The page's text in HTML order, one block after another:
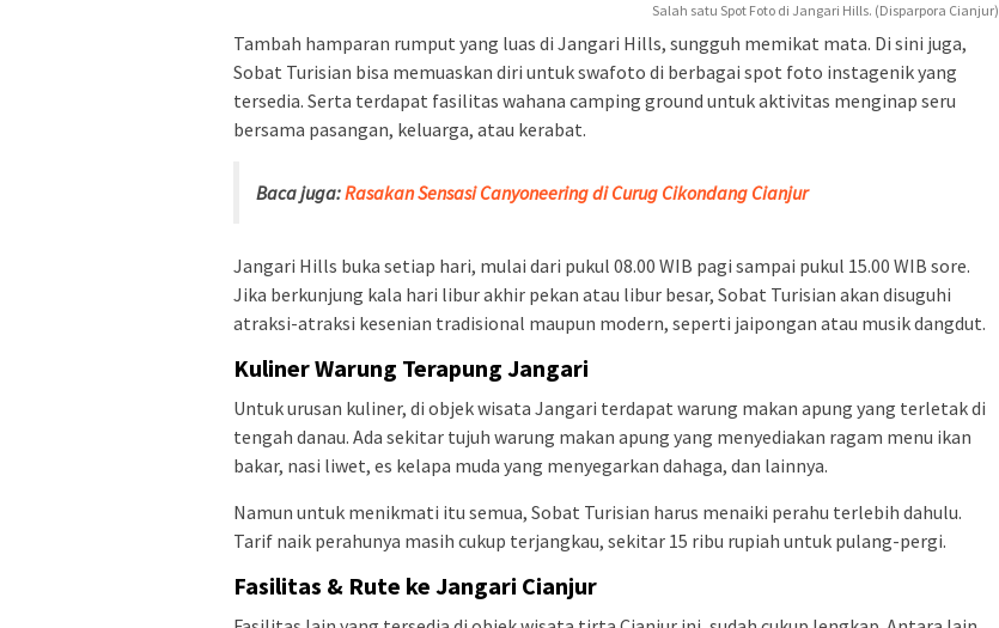
Salah satu Spot Foto di Jangari Hills. (Disparpora Cianjur)
Tambah hamparan rumput yang luas di Jangari Hills, sungguh memikat mata. Di sini juga,
Sobat Turisian bisa memuaskan diri untuk swafoto di berbagai spot foto instagenik yang
tersedia. Serta terdapat fasilitas wahana camping ground untuk aktivitas menginap seru
bersama pasangan, keluarga, atau kerabat.
Baca juga:Rasakan Sensasi Canyoneering di Curug Cikondang Cianjur
Jangari Hills buka setiap hari, mulai dari pukul 08.00 WIB pagi sampai pukul 15.00 WIB sore.
Jika berkunjung kala hari libur akhir pekan atau libur besar, Sobat Turisian akan disuguhi
atraksi-atraksi kesenian tradisional maupun modern, seperti jaipongan atau musik dangdut.
Kuliner Warung Terapung Jangari
Untuk urusan kuliner, di objek wisata Jangari terdapat warung makan apung yang terletak di
tengah danau. Ada sekitar tujuh warung makan apung yang menyediakan ragam menu ikan
bakar, nasi liwet, es kelapa muda yang menyegarkan dahaga, dan lainnya.
Namun untuk menikmati itu semua, Sobat Turisian harus menaiki perahu terlebih dahulu.
Tarif naik perahunya masih cukup terjangkau, sekitar 15 ribu rupiah untuk pulang-pergi.
Fasilitas & Rute ke Jangari Cianjur